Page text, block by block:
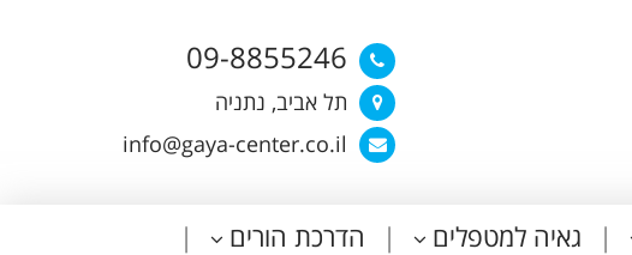
09-8855246
תל אביב, נתניה
info@gaya-center.co.il
גאיה למטפלים
הדרכת הורים